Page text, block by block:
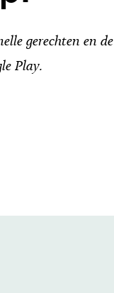
gerechten en de
Play.